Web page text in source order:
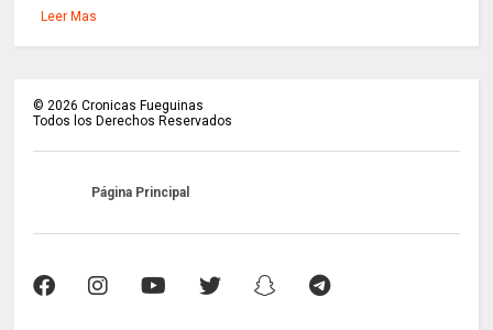
Leer Mas
© 2026 Cronicas Fueguinas
Todos los Derechos Reservados
Página Principal